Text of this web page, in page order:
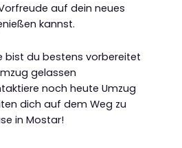
auf dein neues
kannst.
bist du bestens vorbereitet
gelassen
noch heute Umzug
dich auf dem Weg zu
in Mostar!